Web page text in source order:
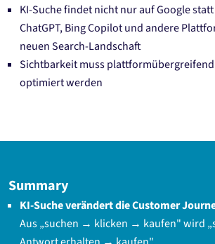
KI-Suche findet nicht nur auf Google
ChatGPT, Bing Copilot und andere
neuen Search-Landschaft
Sichtbarkeit muss plattformübergreifend
optimiert werden
Summary
KI-Suche verändert die Customer
Aus „suchen → klicken → kaufen" wird